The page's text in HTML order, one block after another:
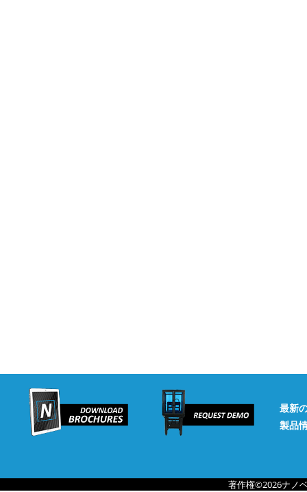
最新
製品
著作権©2026ナノ